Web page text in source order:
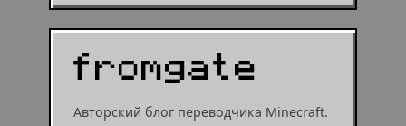
Авторский блог переводчика Minecraft.